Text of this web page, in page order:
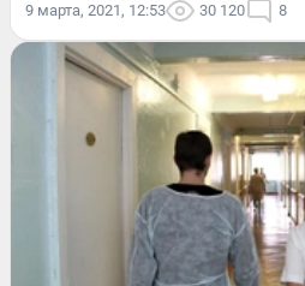
9 марта, 2021, 12:53 30 120 8